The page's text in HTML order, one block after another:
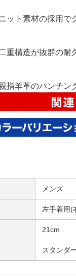
ット素材の採用で
重構造が抜群の耐
指羊革のパンチン
メンズ
左手着用(
21cm
スタンダ